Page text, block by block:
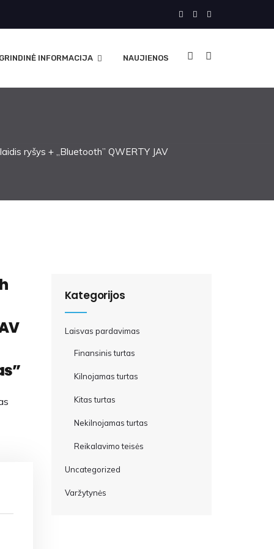
INFORMACIJA NAUJIENOS
ryšys + „Bluetooth” QWERTY JAV
Kategorijos
Laisvas pardavimas
Finansinis turtas
Kilnojamas turtas
Kitas turtas
Nekilnojamas turtas
Reikalavimo teisės
Uncategorized
Varžytynės